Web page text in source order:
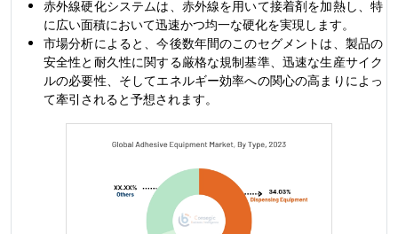
赤外線硬化システムは、赤外線を用いて接着剤を加熱し、特
に広い面積において迅速かつ均一な硬化を実現します。
市場分析によると、今後数年間のこのセグメントは、製品の
安全性と耐久性に関する厳格な規制基準、迅速な生産サイク
ルの必要性、そしてエネルギー効率への関心の高まりによっ
て牽引されると予想されます。